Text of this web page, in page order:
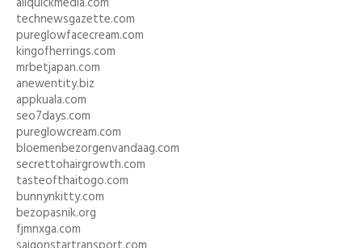
technewsgazette.com
pureglowfacecream.com
kingofherrings.com
mrbetjapan.com
anewentity.biz
appkuala.com
seo7days.com
pureglowcream.com
bloemenbezorgenvandaag.com
secrettohairgrowth.com
tasteofthaitogo.com
bunnynkitty.com
bezopasnik.org
fjmnxga.com